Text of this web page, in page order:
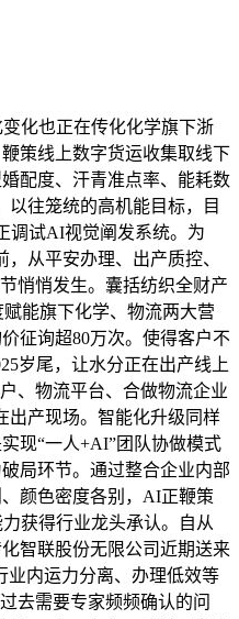
化也正在传化化学旗下浙
策线上数字货运收集取线下
配度、汗青准点率、能耗数
以往笼统的高机能目标，目
调试AI视觉阐发系统。为
从平安办理、出产质控、
悄悄发生。囊括纺织全财产
能旗下化学、物流两大营
征询超80万次。使得客户不
岁尾，让水分正在出产线上
、物流平台、合做物流企业
出产现场。智能化升级同样
现“一人+AI”团队协做模式
局环节。通过整合企业内部
颜色密度各别，AI正鞭策
获得行业龙头承认。自从
智联股份无限公司近期送来
业内运力分离、办理低效等
去需要专家频频确认的问